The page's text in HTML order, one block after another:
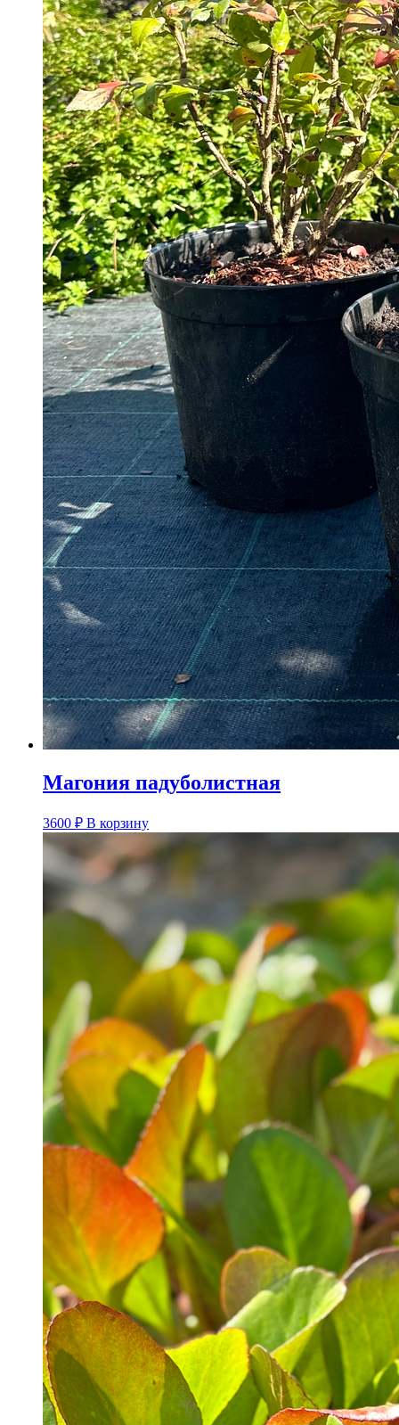
Магония падуболистная
3600 ₽ В корзину